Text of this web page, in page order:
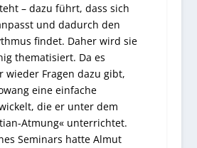
– dazu führt, dass sich
und dadurch den
findet. Daher wird sie
thematisiert. Da es
wieder Fragen dazu gibt,
eine einfache
die er unter dem
Atmung« unterrichtet.
Seminars hatte Almut